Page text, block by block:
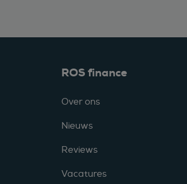
ROS finance
Over ons
Nieuws
Reviews
Vacatures